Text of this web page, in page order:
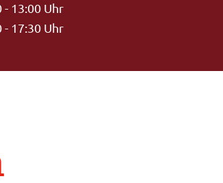
- 13:00 Uhr
- 17:30 Uhr